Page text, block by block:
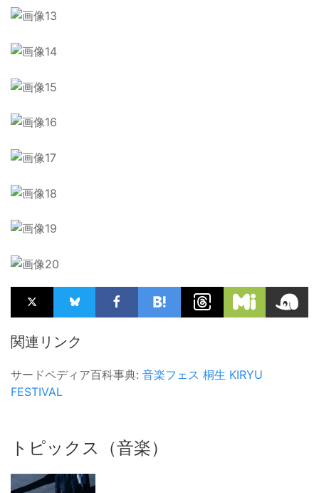
関連リンク
サードペディア百科事典: 音楽フェス 桐生 KIRYU
FESTIVAL
トピックス（音楽）